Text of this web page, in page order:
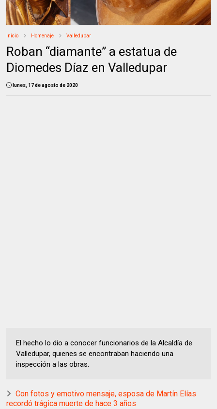
Inicio Homenaje Valledupar
Roban “diamante” a estatua de
Diomedes Díaz en Valledupar
lunes, 17 de agosto de 2020
El hecho lo dio a conocer funcionarios de la Alcaldía de
Valledupar, quienes se encontraban haciendo una
inspección a las obras.
Con fotos y emotivo mensaje, esposa de Martín Elías
recordó trágica muerte de hace 3 años